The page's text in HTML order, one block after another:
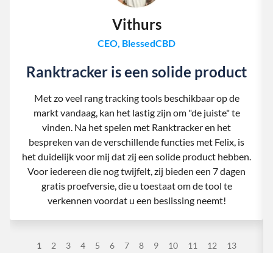
1 2 3 4 5 6 7 8 9 10 11 12 13
Vithurs
CEO, BlessedCBD
Ranktracker is een solide product
Met zo veel rang tracking tools beschikbaar op de
markt vandaag, kan het lastig zijn om "de juiste" te
vinden. Na het spelen met Ranktracker en het
bespreken van de verschillende functies met Felix, is
het duidelijk voor mij dat zij een solide product hebben.
Voor iedereen die nog twijfelt, zij bieden een 7 dagen
gratis proefversie, die u toestaat om de tool te
verkennen voordat u een beslissing neemt!